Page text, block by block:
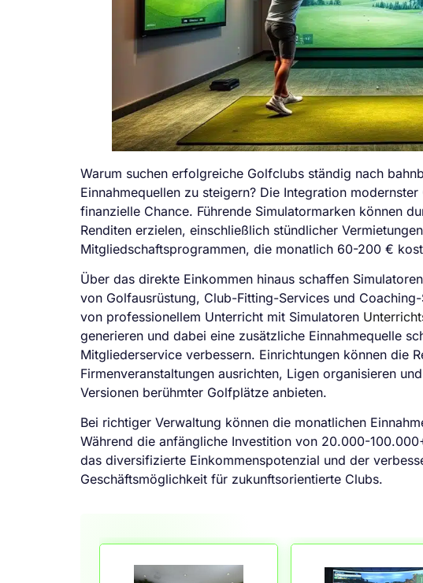
Warum suchen erfolgreiche Golfclubs ständig nach
Einnahmequellen zu steigern? Die Integration
finanzielle Chance. Führende Simulatormarken können
Renditen erzielen, einschließlich stündlicher
Mitgliedschaftsprogrammen, die monatlich 60-200 €
Über das direkte Einkommen hinaus schaffen
von Golfausrüstung, Club-Fitting-Services und
von professionellem Unterricht mit Simulatoren
generieren und dabei eine zusätzliche Einnahmequelle
Mitgliederservice verbessern. Einrichtungen können die
Firmenveranstaltungen ausrichten, Ligen organisieren
Versionen berühmter Golfplätze anbieten.
Bei richtiger Verwaltung können die monatlichen
Während die anfängliche Investition von 20.000-
das diversifizierte Einkommenspotenzial und der
Geschäftsmöglichkeit für zukunftsorientierte Clubs.